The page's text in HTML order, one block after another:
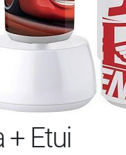
+ Etui